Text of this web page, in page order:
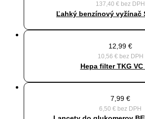
137,40 € bez DPH
Ľahký benzínový vyžínač
12,99 €
10,56 €bez DPH
Hepa filter TKG VC
7,99 €
6,50 € bez DPH